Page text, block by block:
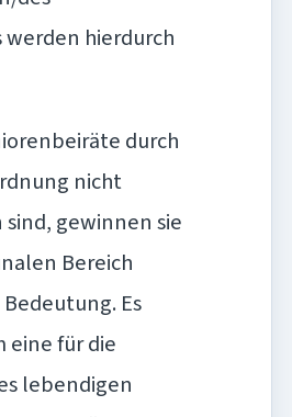
hierdurch
durch
nicht
gewinnen sie
Bereich
Es
eine für die
lebendigen